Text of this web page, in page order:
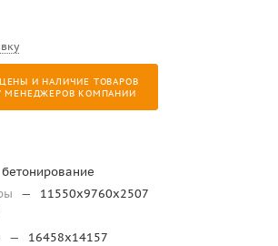
И НАЛИЧИЕ ТОВАРОВ
МЕНЕДЖЕРОВ КОМПАНИИ
бетонирование
—
11550х9760х2507
—
16458х14157